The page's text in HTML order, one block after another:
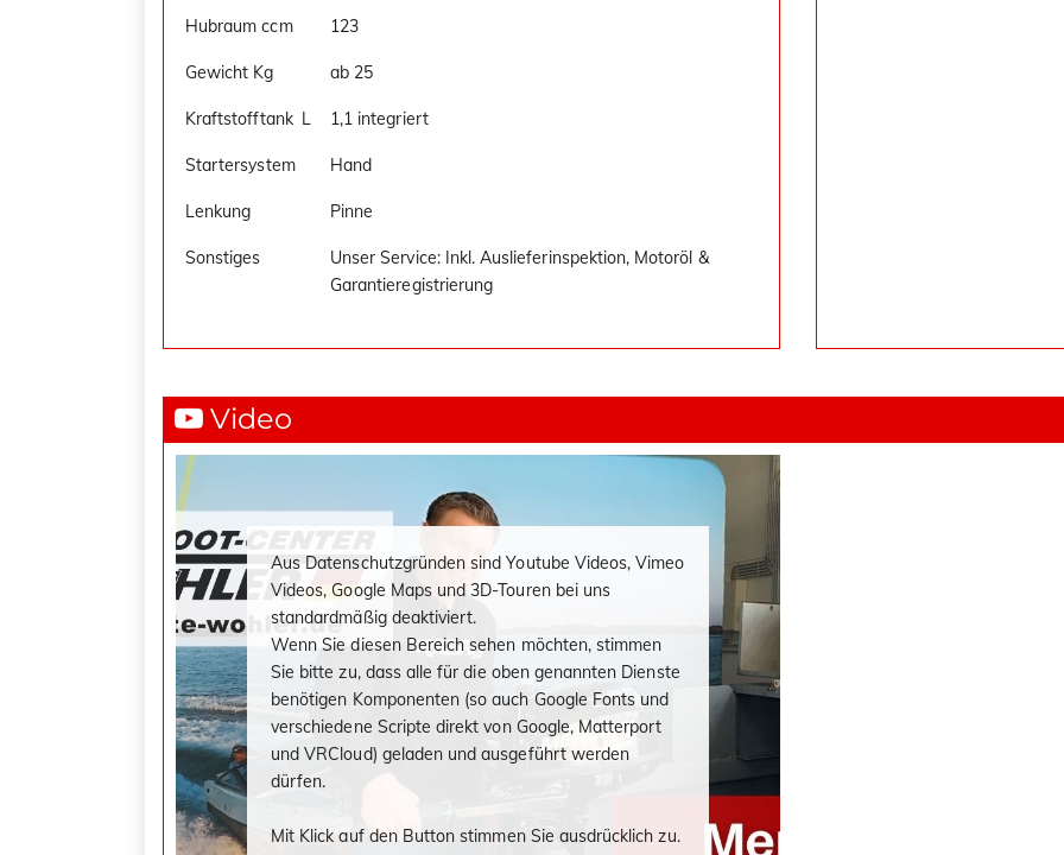
Hubraum ccm 123
Gewicht Kg ab 25
Kraftstofftank_ L 1,1 integriert
Startersystem Hand
Lenkung Pinne
Sonstiges
Unser Service: Inkl. Auslieferinspektion, Motoröl &
Garantieregistrierung
Video
Aus Datenschutzgründen sind Youtube Videos, Vimeo
Videos, Google Maps und 3D-Touren bei uns
standardmäßig deaktiviert.
Wenn Sie diesen Bereich sehen möchten, stimmen
Sie bitte zu, dass alle für die oben genannten Dienste
benötigen Komponenten (so auch Google Fonts und
verschiedene Scripte direkt von Google, Matterport
und VRCloud) geladen und ausgeführt werden
dürfen.
Mit Klick auf den Button stimmen Sie ausdrücklich zu.